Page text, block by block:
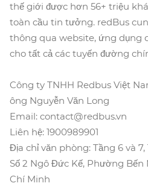
thế giới được hơn 56+ triệu
toàn cầu tin tưởng. redBus
thông qua website, ứng dụng
cho tất cả các tuyến đường
Công ty TNHH Redbus Việt
ông Nguyễn Văn Long
Email: contact@redbus.vn
Liên hệ: 1900989901
Địa chỉ văn phòng: Tầng 6 và
Số 2 Ngô Đức Kế, Phường Bến
Chí Minh